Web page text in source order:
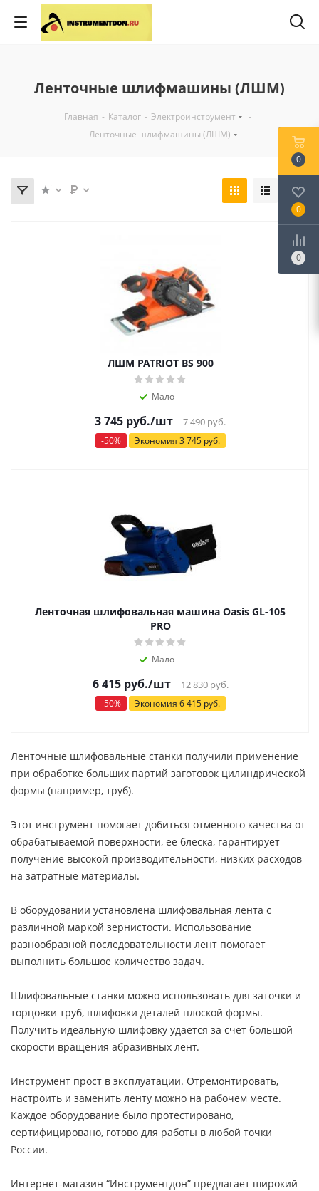
Ленточные шлифмашины (ЛШМ)
Главная - Каталог - Электроинструмент
-
Ленточные шлифмашины (ЛШМ)
ЛШМ PATRIOT BS 900
Мало
3 745 руб./шт 7 490руб.
-50% Экономия 3 745руб.
Ленточная шлифовальная машина Oasis GL-105
PRO
Мало
6 415руб./шт 12 830руб.
-50% Экономия 6 415руб.
Ленточные шлифовальные станки получили применение
при обработке больших партий заготовок цилиндрической
формы (например, труб).
Этот инструмент помогает добиться отменного качества от
обрабатываемой поверхности, ее блеска, гарантирует
получение высокой производительности, низких расходов
на затратные материалы.
В оборудовании установлена шлифовальная лента с
различной маркой зернистости. Использование
разнообразной последовательности лент помогает
выполнить большое количество задач.
Шлифовальные станки можно использовать для заточки и
торцовки труб, шлифовки деталей плоской формы.
Получить идеальную шлифовку удается за счет большой
скорости вращения абразивных лент.
Инструмент прост в эксплуатации. Отремонтировать,
настроить и заменить ленту можно на рабочем месте.
Каждое оборудование было протестировано,
сертифицировано, готово для работы в любой точки
России.
Интернет-магазин “Инструментдон” предлагает широкий
0
0
0